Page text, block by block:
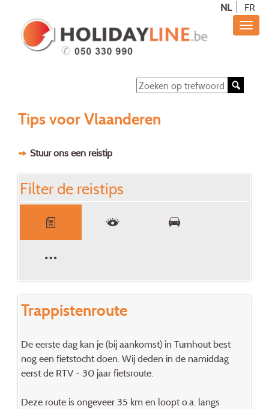
NL FR
Tips voor Vlaanderen
Stuur ons een reistip
Filter de reistips
Trappistenroute
De eerste dag kan je (bij aankomst) in Turnhout best
nog een fietstocht doen. Wij deden in de namiddag
eerst de RTV - 30 jaar fietsroute.
Deze route is ongeveer 35 km en loopt o.a. langs